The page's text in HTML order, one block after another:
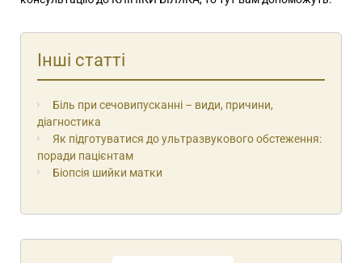
Інші статті
Біль при сечовипусканні – види, причини,
діагностика
Як підготуватися до ультразвукового обстеження:
поради пацієнтам
Біопсія шийки матки